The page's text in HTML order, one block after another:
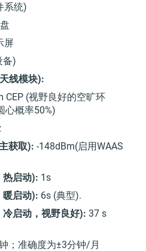
系统)
屏
备)
线模块):
CEP (视野良好的空旷环
心概率50%)
获取): -148dBm(启用WAAS
热启动): 1s
暖启动): 6s (典型).
启动，视野良好): 37 s
；准确度为±3分钟/月